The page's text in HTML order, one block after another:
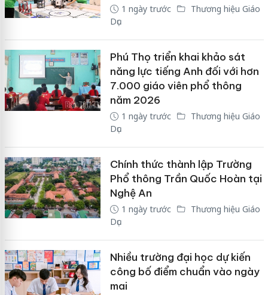
1 ngày trước
Thương hiệu Giáo
Dục
Phú Thọ triển khai khảo sát
năng lực tiếng Anh đối với hơn
7.000 giáo viên phổ thông
năm 2026
1 ngày trước
Thương hiệu Giáo
Dục
Chính thức thành lập Trường
Phổ thông Trần Quốc Hoàn tại
Nghệ An
1 ngày trước
Thương hiệu Giáo
Dục
Nhiều trường đại học dự kiến
công bố điểm chuẩn vào ngày
mai